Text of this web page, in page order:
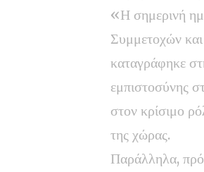
«Η σημερινή
Συμμετοχών και
καταγράφηκε
εμπιστοσύνης
στον κρίσιμο
της χώρας.
Παράλληλα,